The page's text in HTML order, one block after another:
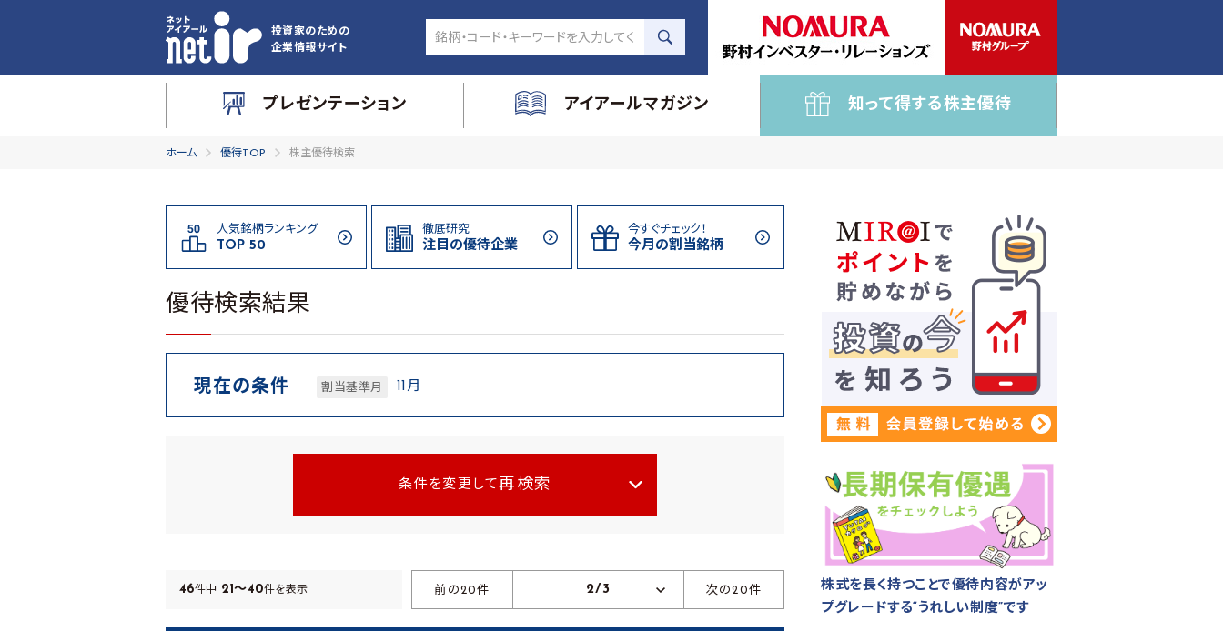
投資家のための
企業情報サイト
プレゼンテーション アイアールマガジン 知って得する株主優待
ホーム 優待TOP 株主優待検索
人気銘柄ランキング
TOP 50
徹底研究
注目の優待企業
今すぐチェック！
今月の割当銘柄
優待検索結果
現在の条件 割当基準月 11月
条件を変更して 再検索
46件中 21～40件を表示 前の20件 2/3 次の20件
株式を長く持つことで優待内容がアッ
プグレードする“うれしい制度”です